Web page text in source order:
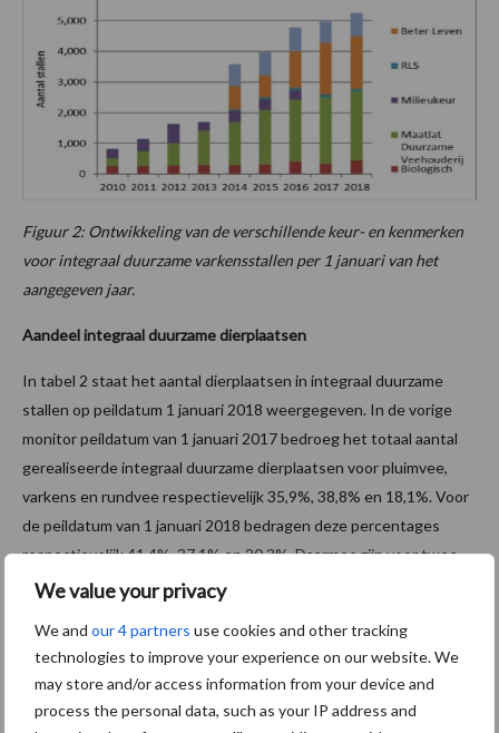
We value your privacy
We and our 4 partners use cookies and other tracking
technologies to improve your experience on our website. We
may store and/or access information from your device and
process the personal data, such as your IP address and
Figuur 2: Ontwikkeling van de verschillende keur- en kenmerken
voor integraal duurzame varkensstallen per 1 januari van het
aangegeven jaar.
Aandeel integraal duurzame dierplaatsen
In tabel 2 staat het aantal dierplaatsen in integraal duurzame
stallen op peildatum 1 januari 2018 weergegeven. In de vorige
monitor peildatum van 1 januari 2017 bedroeg het totaal aantal
gerealiseerde integraal duurzame dierplaatsen voor pluimvee,
varkens en rundvee respectievelijk 35,9%, 38,8% en 18,1%. Voor
de peildatum van 1 januari 2018 bedragen deze percentages
respectievelijk 41,4%, 37,1% en 20,3%. Daarmee zijn voor twee
diercategorieën het percentage duurzame dierplaatsen
afgenomen omdat het aantal dubbelingen dit jaar is toegenomen.
Dit komt door verbeterde datasets, waardoor de ontdubbeling
deelname binnen de integraal duurzamere stalconcepten (MDV